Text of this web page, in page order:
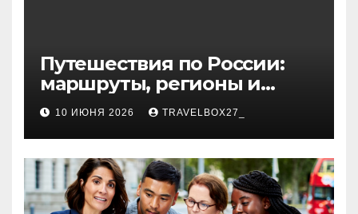
Путешествия по России:
маршруты, регионы и
особенности поездок
10 ИЮНЯ 2026 TRAVELBOX27_